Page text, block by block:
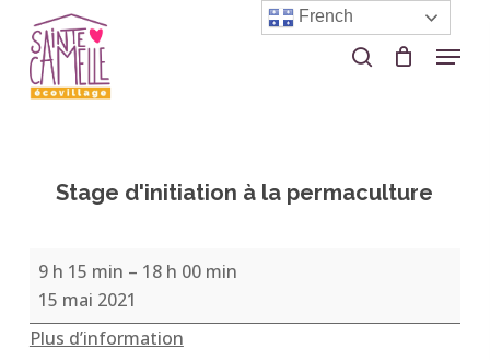
main
content
search Menu
Stage d'initiation à la permaculture
Stage
d'initiation
à
la
9 h 15 min – 18 h 00 min
15 mai 2021
Plus d’information
Close
French